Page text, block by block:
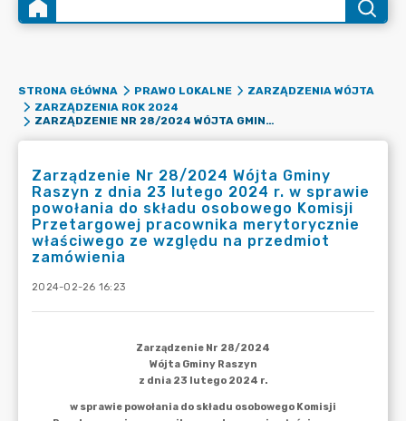
STRONA GŁÓWNA PRAWO LOKALNE
ZARZĄDZENIA WÓJTA
ZARZĄDZENIA ROK 2024
ZARZĄDZENIE NR 28/2024 WÓJTA GMINY RASZYN Z DNIA 23 LUTEGO 2024 R. W SPRAWIE POWOŁANIA DO SKŁADU OSOBOWEGO KOMISJI PRZETARGOWEJ PRACOWNIKA MERYTORYCZNIE WŁAŚCIWEGO ZE WZGLĘDU NA PRZEDMIOT ZAMÓWIENIA
Zarządzenie Nr 28/2024 Wójta Gminy
Raszyn z dnia 23 lutego 2024 r. w sprawie
powołania do składu osobowego Komisji
Przetargowej pracownika merytorycznie
właściwego ze względu na przedmiot
zamówienia
2024-02-26 16:23